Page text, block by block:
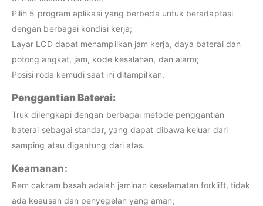
Pilih 5 program aplikasi yang berbeda untuk beradaptasi
dengan berbagai kondisi kerja;
Layar LCD dapat menampilkan jam kerja, daya baterai dan
potong angkat, jam, kode kesalahan, dan alarm;
Posisi roda kemudi saat ini ditampilkan.
Penggantian Baterai:
Truk dilengkapi dengan berbagai metode penggantian
baterai sebagai standar, yang dapat dibawa keluar dari
samping atau digantung dari atas.
Keamanan:
Rem cakram basah adalah jaminan keselamatan forklift, tidak
ada keausan dan penyegelan yang aman;